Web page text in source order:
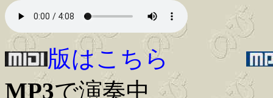
版はこちら
MP3で演奏中